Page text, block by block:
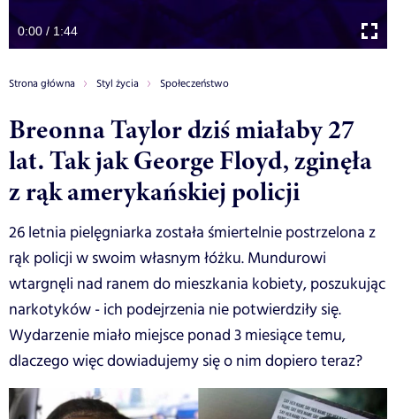
0:00 / 1:44
Strona główna Styl życia Społeczeństwo
Breonna Taylor dziś miałaby 27
lat. Tak jak George Floyd, zginęła
z rąk amerykańskiej policji
26 letnia pielęgniarka została śmiertelnie postrzelona z
rąk policji w swoim własnym łóżku. Mundurowi
wtargnęli nad ranem do mieszkania kobiety, poszukując
narkotyków - ich podejrzenia nie potwierdziły się.
Wydarzenie miało miejsce ponad 3 miesiące temu,
dlaczego więc dowiadujemy się o nim dopiero teraz?